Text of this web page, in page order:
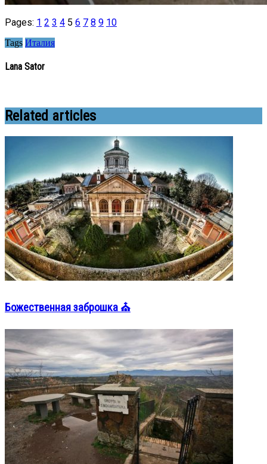
Pages: 1 2 3 4 5 6 7 8 9 10
Tags Италия
Lana Sator
Related articles
Божественная заброшка ⛪